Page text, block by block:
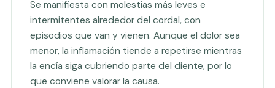
Se manifiesta con molestias más leves e
intermitentes alrededor del cordal, con
episodios que van y vienen. Aunque el dolor sea
menor, la inflamación tiende a repetirse mientras
la encía siga cubriendo parte del diente, por lo
que conviene valorar la causa.